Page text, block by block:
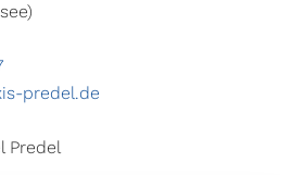
predel.de
Predel